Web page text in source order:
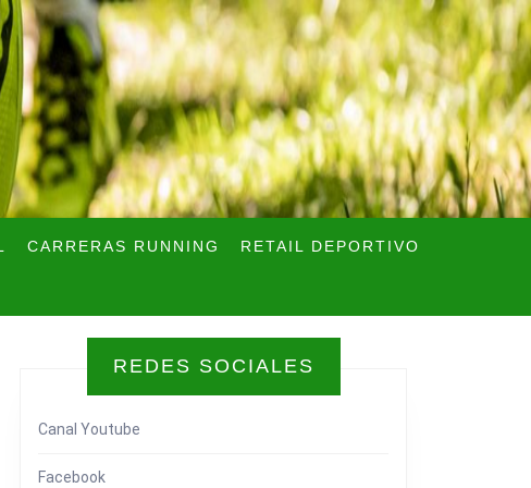
CARRERAS RUNNING RETAIL DEPORTIVO
REDES SOCIALES
Canal Youtube
Facebook